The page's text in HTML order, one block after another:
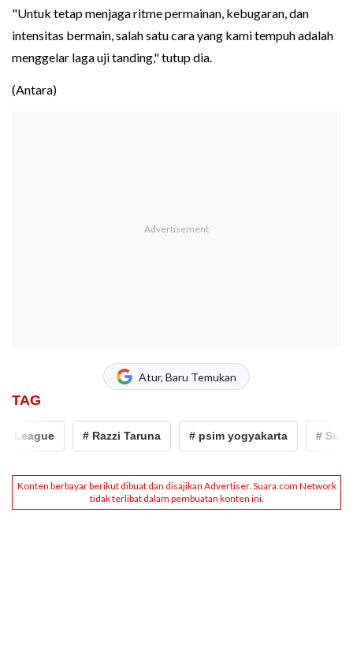
"Untuk tetap menjaga ritme permainan, kebugaran, dan
intensitas bermain, salah satu cara yang kami tempuh adalah
menggelar laga uji tanding," tutup dia.
(Antara)
Atur, Baru Temukan
TAG
League # Razzi Taruna # psim yogyakarta # Super